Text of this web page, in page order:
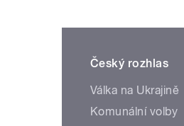
Český rozhlas
Válka na Ukrajině
Komunální volby